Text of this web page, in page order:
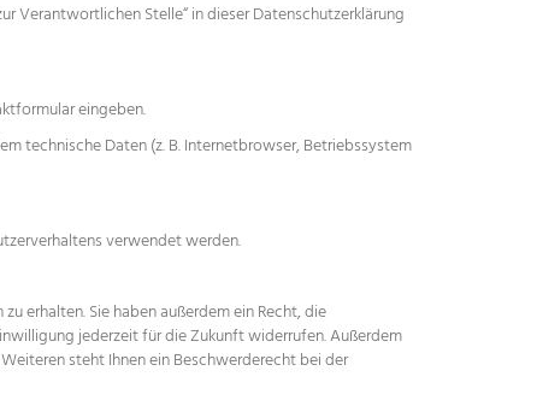
Verantwortlichen Stelle“ in dieser Datenschutzerklärung
eingeben.
technische Daten (z. B. Internetbrowser, Betriebssystem
verwendet werden.
erhalten. Sie haben außerdem ein Recht, die
jederzeit für die Zukunft widerrufen. Außerdem
steht Ihnen ein Beschwerderecht bei der